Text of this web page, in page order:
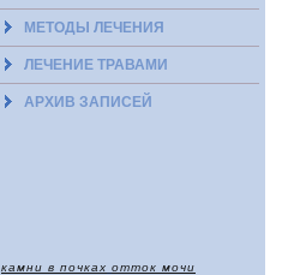
МЕТОДЫ ЛЕЧЕНИЯ
ЛЕЧЕНИЕ ТРАВАМИ
АРХИВ ЗАПИСЕЙ
камни в почках отток мочи